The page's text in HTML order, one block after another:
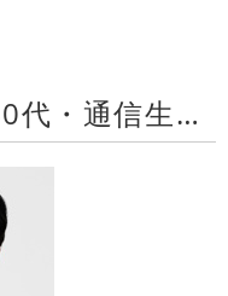
「フルタイム勤務・40代・通信生」という不利な条件でしたが、LECのカリキュラムで合格することが出来ました